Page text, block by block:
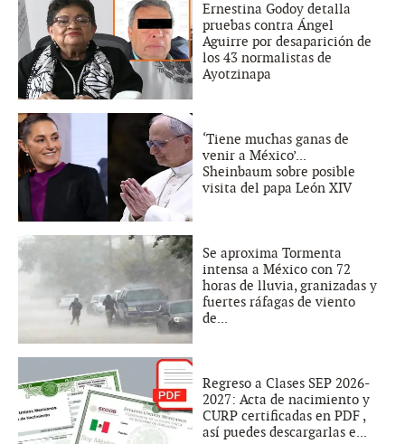
Ernestina Godoy detalla
pruebas contra Ángel
Aguirre por desaparición de
los 43 normalistas de
Ayotzinapa
‘Tiene muchas ganas de
venir a México’...
Sheinbaum sobre posible
visita del papa León XIV
Se aproxima Tormenta
intensa a México con 72
horas de lluvia, granizadas y
fuertes ráfagas de viento
de...
Regreso a Clases SEP 2026-
2027: Acta de nacimiento y
CURP certificadas en PDF ,
así puedes descargarlas e...